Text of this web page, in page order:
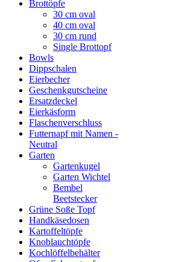
Brottöpfe
30 cm oval
40 cm oval
30 cm rund
Single Brottopf
Bowls
Dippschalen
Eierbecher
Geschenkgutscheine
Ersatzdeckel
Eierkäsform
Flaschenverschluss
Futternapf mit Namen -
Neutral
Garten
Gartenkugel
Garten Wichtel
Bembel
Beetstecker
Grüne Soße Topf
Handkäsedosen
Kartoffeltöpfe
Knoblauchtöpfe
Kochlöffelbehälter